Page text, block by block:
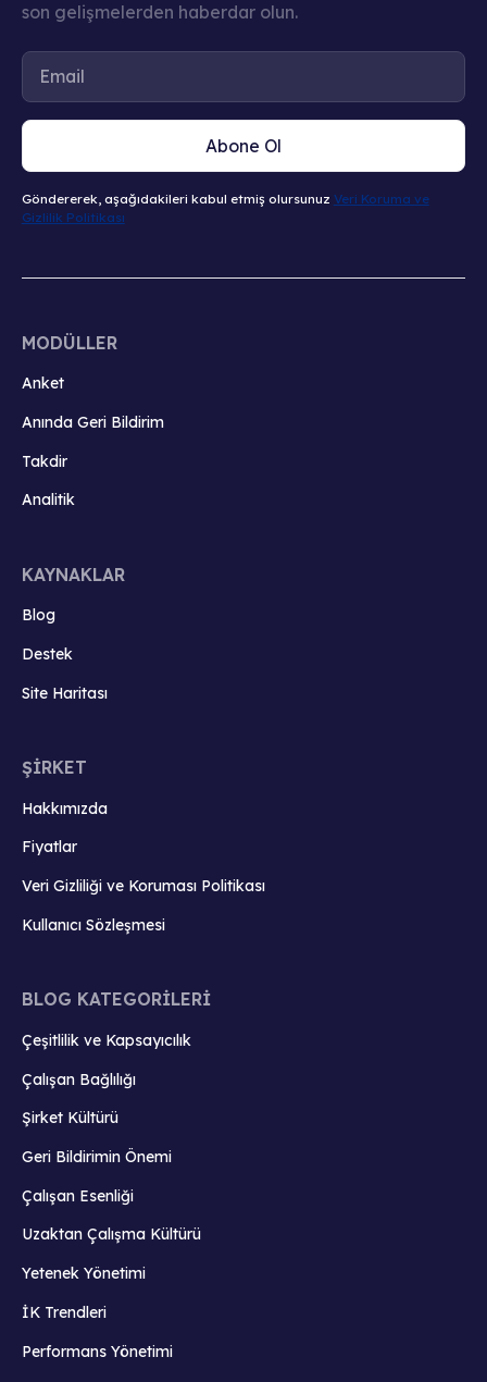
son gelişmelerden haberdar olun.
Abone Ol
Göndererek, aşağıdakileri kabul etmiş olursunuz Veri Koruma ve
Gizlilik Politikası
MODÜLLER
Anket
Anında Geri Bildirim
Takdir
Analitik
KAYNAKLAR
Blog
Destek
Site Haritası
ŞİRKET
Hakkımızda
Fiyatlar
Veri Gizliliği ve Koruması Politikası
Kullanıcı Sözleşmesi
BLOG KATEGORİLERİ
Çeşitlilik ve Kapsayıcılık
Çalışan Bağlılığı
Şirket Kültürü
Geri Bildirimin Önemi
Çalışan Esenliği
Uzaktan Çalışma Kültürü
Yetenek Yönetimi
İK Trendleri
Performans Yönetimi